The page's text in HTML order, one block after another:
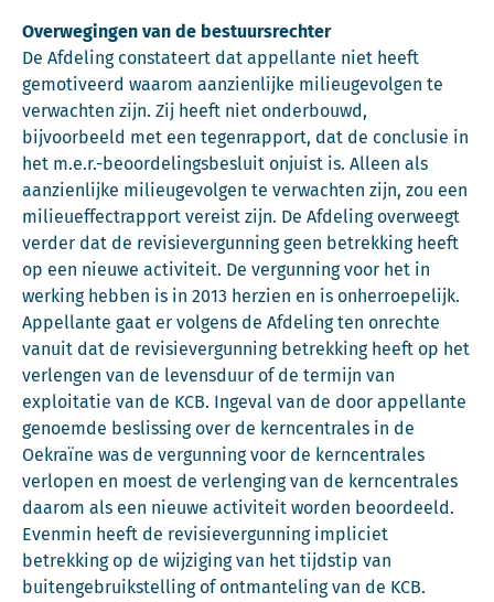
Overwegingen van de bestuursrechter
De Afdeling constateert dat appellante niet heeft
gemotiveerd waarom aanzienlijke milieugevolgen te
verwachten zijn. Zij heeft niet onderbouwd,
bijvoorbeeld met een tegenrapport, dat de conclusie in
het m.e.r.-beoordelingsbesluit onjuist is. Alleen als
aanzienlijke milieugevolgen te verwachten zijn, zou een
milieueffectrapport vereist zijn. De Afdeling overweegt
verder dat de revisievergunning geen betrekking heeft
op een nieuwe activiteit. De vergunning voor het in
werking hebben is in 2013 herzien en is onherroepelijk.
Appellante gaat er volgens de Afdeling ten onrechte
vanuit dat de revisievergunning betrekking heeft op het
verlengen van de levensduur of de termijn van
exploitatie van de KCB. Ingeval van de door appellante
genoemde beslissing over de kerncentrales in de
Oekraïne was de vergunning voor de kerncentrales
verlopen en moest de verlenging van de kerncentrales
daarom als een nieuwe activiteit worden beoordeeld.
Evenmin heeft de revisievergunning impliciet
betrekking op de wijziging van het tijdstip van
buitengebruikstelling of ontmanteling van de KCB.